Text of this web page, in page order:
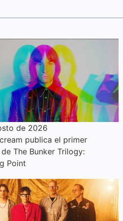
de 2026
publica el primer
The Bunker Trilogy:
Point